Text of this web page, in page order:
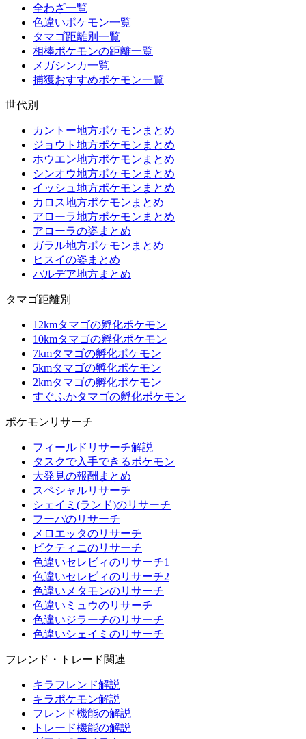
全わざ一覧
色違いポケモン一覧
タマゴ距離別一覧
相棒ポケモンの距離一覧
メガシンカ一覧
捕獲おすすめポケモン一覧
世代別
カントー地方ポケモンまとめ
ジョウト地方ポケモンまとめ
ホウエン地方ポケモンまとめ
シンオウ地方ポケモンまとめ
イッシュ地方ポケモンまとめ
カロス地方ポケモンまとめ
アローラ地方ポケモンまとめ
アローラの姿まとめ
ガラル地方ポケモンまとめ
ヒスイの姿まとめ
パルデア地方まとめ
タマゴ距離別
12kmタマゴの孵化ポケモン
10kmタマゴの孵化ポケモン
7kmタマゴの孵化ポケモン
5kmタマゴの孵化ポケモン
2kmタマゴの孵化ポケモン
すぐふかタマゴの孵化ポケモン
ポケモンリサーチ
フィールドリサーチ解説
タスクで入手できるポケモン
大発見の報酬まとめ
スペシャルリサーチ
シェイミ(ランド)のリサーチ
フーパのリサーチ
メロエッタのリサーチ
ビクティニのリサーチ
色違いセレビィのリサーチ1
色違いセレビィのリサーチ2
色違いメタモンのリサーチ
色違いミュウのリサーチ
色違いジラーチのリサーチ
色違いシェイミのリサーチ
フレンド・トレード関連
キラフレンド解説
キラポケモン解説
フレンド機能の解説
トレード機能の解説